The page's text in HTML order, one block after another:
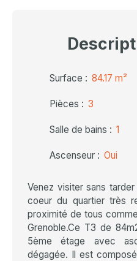
Surface : 84.17 m²
Pièces : 3
Salle de bains : 1
Ascenseur : Oui
Venez visiter sans
coeur du quartier très
proximité de tous
Grenoble.Ce T3 de
5ème étage avec
dégagée. Il est